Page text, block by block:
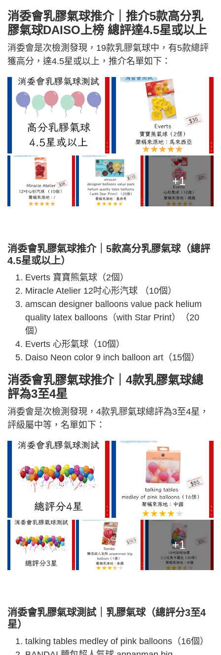
消委會乳膠氣球推介｜推介5款高分乳
膠氣球DAISO上榜 總評達4.5星或以上
消委會是次檢測發現，19款乳膠氣球中，有5款總評
獲高分，達4.5星或以上，推介名單如下：
+1
消委會乳膠氣球推介｜5款高分乳膠氣球（總評
4.5星或以上）
Everts 寶寶熊氣球（2個）
Miracle Atelier 12吋心形汽球 （10個）
amscan designer balloons value pack helium
quality latex balloons（with Star Print）（20
個）
Everts 心形氣球（10個）
Daiso Neon color 9 inch balloon art（15個）
消委會乳膠氣球推介｜4款乳膠氣球總
評為3至4星
消委會是次檢測發現，4款乳膠氣球總評為3至4星，
評級屬中等，名單如下：
+1
消委會乳膠氣球測試｜乳膠氣球（總評分3至4
星）
talking tables medley of pink balloons（16個）